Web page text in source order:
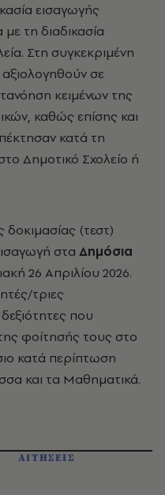
εισαγωγής
τη διαδικασία
Στη συγκεκριμένη
σε
κειμένων της
καθώς επίσης και
κατά τη
Δημοτικό Σχολείο ή
(τεστ)
στα Δημόσια
26 Απριλίου 2026.
τριες
που
φοίτησής τους στο
κατά περίπτωση
και τα Μαθηματικά.
ΑΙΤΗΣΕΙΣ